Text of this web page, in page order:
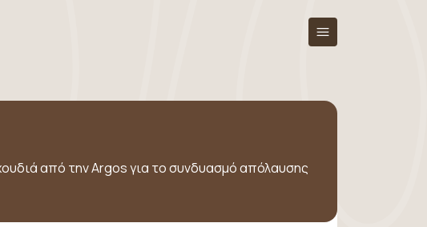
από την Argos για το συνδυασμό απόλαυσης